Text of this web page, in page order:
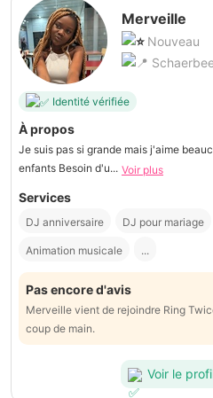
Merveille
Nouveau
Identité vérifiée
À propos
Je suis pas si grande mais j'aime
enfants Besoin d'u... Voir plus
Services
DJ anniversaire DJ pour mariage
Animation musicale ...
Pas encore d'avis
Merveille vient de rejoindre Ring
coup de main.
Voir le